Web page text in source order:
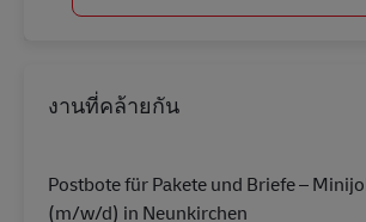
งานที่คล้ายกัน
Postbote für Pakete und Briefe –
(m/w/d) in Neunkirchen